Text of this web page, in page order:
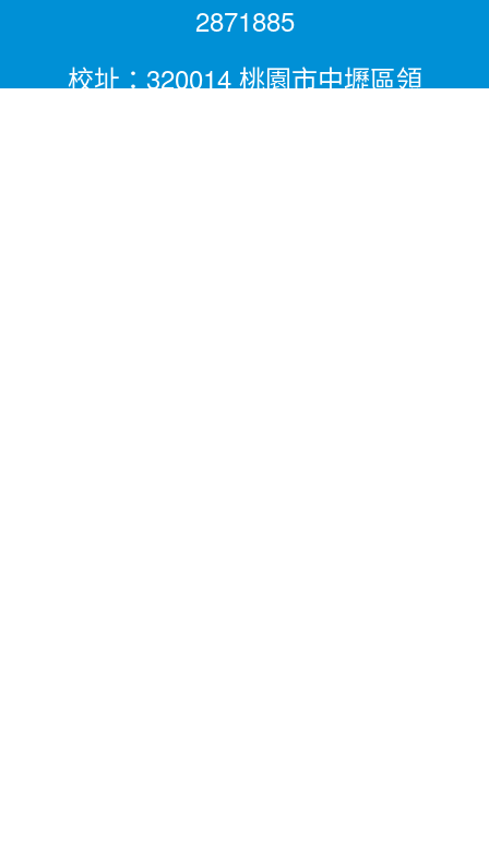
2871885
校址：320014 桃園市中壢區領